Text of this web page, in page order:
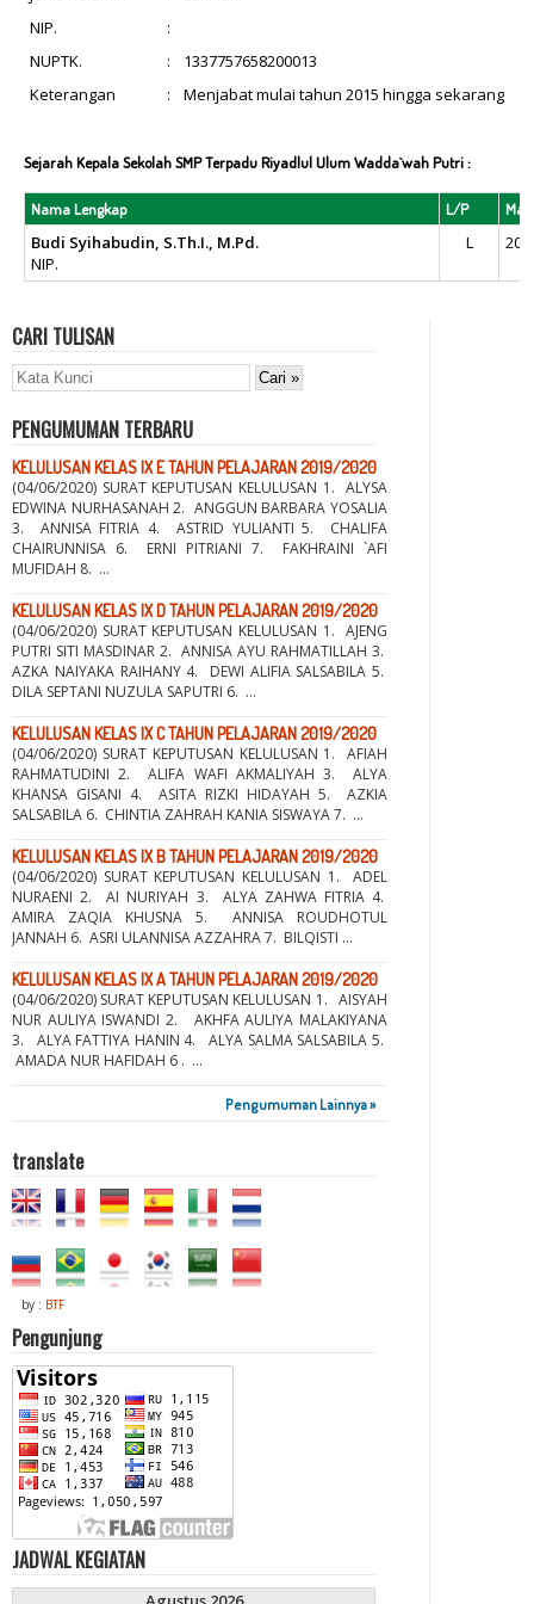
NIP.
:
NUPTK.
:
1337757658200013
Keterangan
: Menjabat mulai tahun 2015 hingga sekarang
Sejarah Kepala Sekolah SMP Terpadu Riyadlul Ulum Wadda`wah Putri :
Nama Lengkap L/P
Budi Syihabudin, S.Th.I., M.Pd.
NIP.
L
CARI TULISAN
PENGUMUMAN TERBARU
KELULUSAN KELAS IX E TAHUN PELAJARAN 2019/2020
(04/06/2020) SURAT KEPUTUSAN KELULUSAN 1. ALYSA
EDWINA NURHASANAH 2. ANGGUN BARBARA YOSALIA
3. ANNISA FITRIA 4. ASTRID YULIANTI 5. CHALIFA
CHAIRUNNISA 6. ERNI PITRIANI 7. FAKHRAINI `AFI
MUFIDAH 8. ...
KELULUSAN KELAS IX D TAHUN PELAJARAN 2019/2020
(04/06/2020) SURAT KEPUTUSAN KELULUSAN 1. AJENG
PUTRI SITI MASDINAR 2. ANNISA AYU RAHMATILLAH 3.
AZKA NAIYAKA RAIHANY 4. DEWI ALIFIA SALSABILA 5.
DILA SEPTANI NUZULA SAPUTRI 6. ...
KELULUSAN KELAS IX C TAHUN PELAJARAN 2019/2020
(04/06/2020) SURAT KEPUTUSAN KELULUSAN 1. AFIAH
RAHMATUDINI 2. ALIFA WAFI AKMALIYAH 3. ALYA
KHANSA GISANI 4. ASITA RIZKI HIDAYAH 5. AZKIA
SALSABILA 6. CHINTIA ZAHRAH KANIA SISWAYA 7. ...
KELULUSAN KELAS IX B TAHUN PELAJARAN 2019/2020
(04/06/2020) SURAT KEPUTUSAN KELULUSAN 1. ADEL
NURAENI 2. AI NURIYAH 3. ALYA ZAHWA FITRIA 4.
AMIRA ZAQIA KHUSNA 5. ANNISA ROUDHOTUL
JANNAH 6. ASRI ULANNISA AZZAHRA 7. BILQISTI ...
KELULUSAN KELAS IX A TAHUN PELAJARAN 2019/2020
(04/06/2020) SURAT KEPUTUSAN KELULUSAN 1. AISYAH
NUR AULIYA ISWANDI 2. AKHFA AULIYA MALAKIYANA
3. ALYA FATTIYA HANIN 4. ALYA SALMA SALSABILA 5.
AMADA NUR HAFIDAH 6 . ...
Pengumuman Lainnya »
translate
by : BTF
Pengunjung
JADWAL KEGIATAN